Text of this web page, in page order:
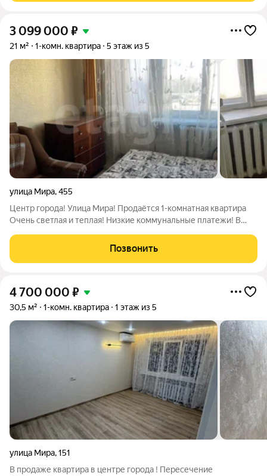
3 099 000 ₽
21 м² 1-комн. квартира 5 этаж из 5
улица Мира,455
Центр города! Улица Мира! Продаётся 1-комнатная квартира
Очень светлая и теплая! Низкие коммунальные платежи! В
кирпичный! В окружении зеленых насаждений! Район с
максимально развитой
Позвонить
4 700 000 ₽
30,5 м² 1-комн. квартира 1 этаж из 5
улица Мира,151
В продаже квартира в центре города ! Пересечение